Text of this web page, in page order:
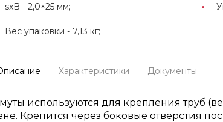
sxB - 2,0×25 мм;
Вес упаковки - 7,13 кг;
Характеристики Документы
используются для крепления труб
Крепится через боковые отверстия